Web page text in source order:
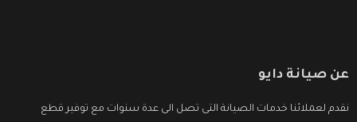
عن صيانة دايو
نقدم لعملائنا خدمات الصيانة التى تصل الى عدة سنوات مع توفير قطع